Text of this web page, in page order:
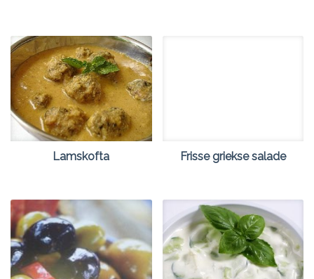
Lamskofta Frisse griekse salade